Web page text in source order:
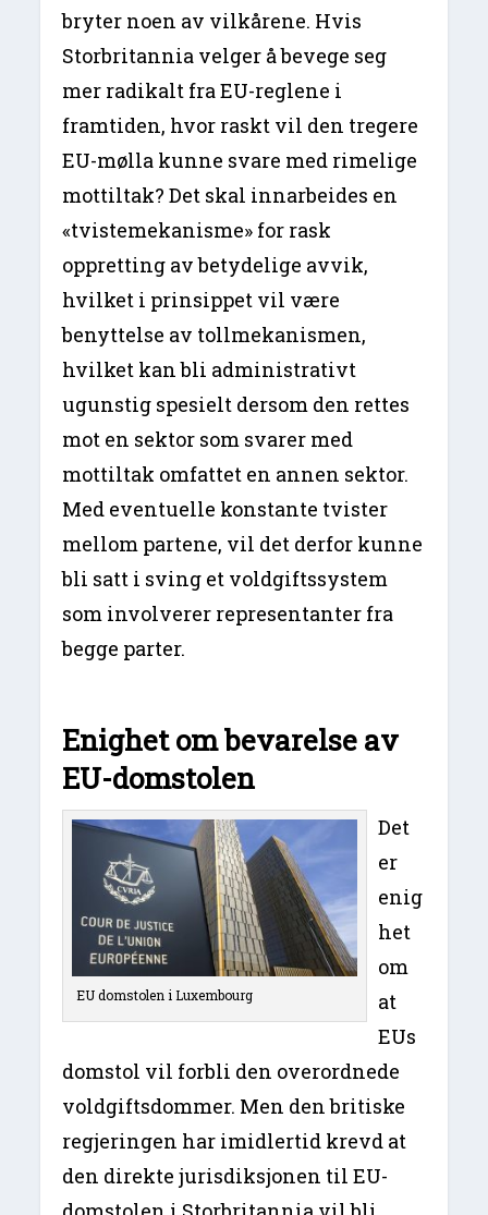
bryter noen av vilkårene. Hvis
Storbritannia velger å bevege seg
mer radikalt fra EU-reglene i
framtiden, hvor raskt vil den tregere
EU-mølla kunne svare med rimelige
mottiltak? Det skal innarbeides en
«tvistemekanisme» for rask
oppretting av betydelige avvik,
hvilket i prinsippet vil være
benyttelse av tollmekanismen,
hvilket kan bli administrativt
ugunstig spesielt dersom den rettes
mot en sektor som svarer med
mottiltak omfattet en annen sektor.
Med eventuelle konstante tvister
mellom partene, vil det derfor kunne
bli satt i sving et voldgiftssystem
som involverer representanter fra
begge parter.
Enighet om bevarelse av
EU-domstolen
EU domstolen i Luxembourg
Det
er
enig
het
om
at
EUs
domstol vil forbli den overordnede
voldgiftsdommer. Men den britiske
regjeringen har imidlertid krevd at
den direkte jurisdiksjonen til EU-